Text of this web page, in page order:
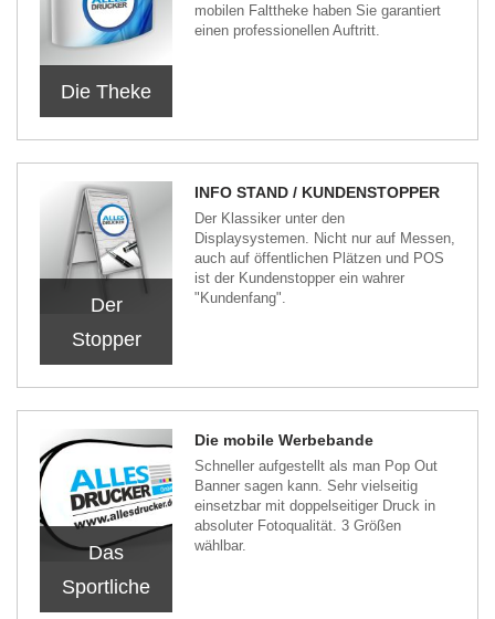
Die Theke
mobilen Falttheke haben Sie garantiert
einen professionellen Auftritt.
Der
Stopper
INFO STAND / KUNDENSTOPPER
Der Klassiker unter den
Displaysystemen. Nicht nur auf Messen,
auch auf öffentlichen Plätzen und POS
ist der Kundenstopper ein wahrer
"Kundenfang".
Das
Sportliche
Die mobile Werbebande
Schneller aufgestellt als man Pop Out
Banner sagen kann. Sehr vielseitig
einsetzbar mit doppelseitiger Druck in
absoluter Fotoqualität. 3 Größen
wählbar.